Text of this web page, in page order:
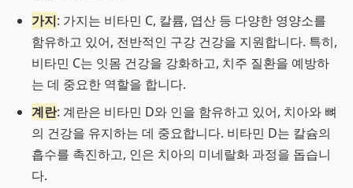
가지: 가지는 비타민 C, 칼륨, 엽산 등 다양한 영양소를
함유하고 있어, 전반적인 구강 건강을 지원합니다. 특히,
비타민 C는 잇몸 건강을 강화하고, 치주 질환을 예방하
는 데 중요한 역할을 합니다.
계란: 계란은 비타민 D와 인을 함유하고 있어, 치아와 뼈
의 건강을 유지하는 데 중요합니다. 비타민 D는 칼슘의
흡수를 촉진하고, 인은 치아의 미네랄화 과정을 돕습니
다.